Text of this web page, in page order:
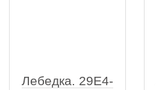
Лебедка. 29Е4-